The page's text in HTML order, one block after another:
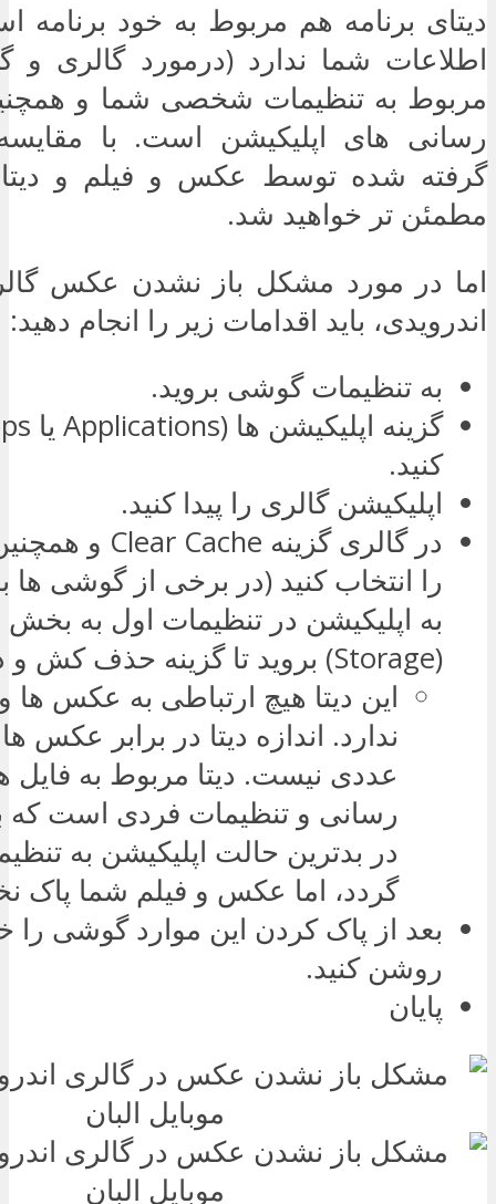
دیتای برنامه هم مربوط به خود
اطلاعات شما ندارد (درمورد گالری و
مربوط به تنظیمات شخصی شما و
رسانی های اپلیکیشن است. با
گرفته شده توسط عکس و فیلم و دیتا
مطمئن تر خواهید شد.
اما در مورد مشکل باز نشدن عکس
اندرویدی، باید اقدامات زیر را انجام دهید:
به تنظیمات گوشی بروید.
کنید.
اپلیکیشن گالری را پیدا کنید.
را انتخاب کنید (در برخی از گوشی ها
به اپلیکیشن در تنظیمات اول به
(Storage) بروید تا گزینه حذف کش و دیتا دیده شود).
این دیتا هیچ ارتباطی به عکس ها
ندارد. اندازه دیتا در برابر عکس
عددی نیست. دیتا مربوط به فایل
رسانی و تنظیمات فردی است که
در بدترین حالت اپلیکیشن به
گردد، اما عکس و فیلم شما پاک
بعد از پاک کردن این موارد گوشی
روشن کنید.
پایان